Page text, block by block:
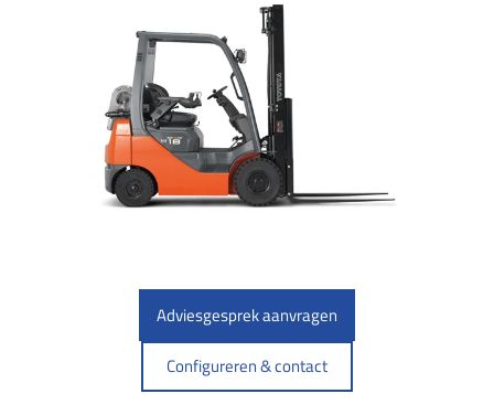
Adviesgesprek aanvragen
Configureren & contact